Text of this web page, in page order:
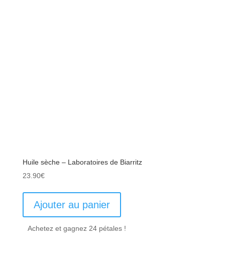
Huile sèche – Laboratoires de Biarritz
23.90€
Ajouter au panier
Achetez et gagnez 24 pétales !